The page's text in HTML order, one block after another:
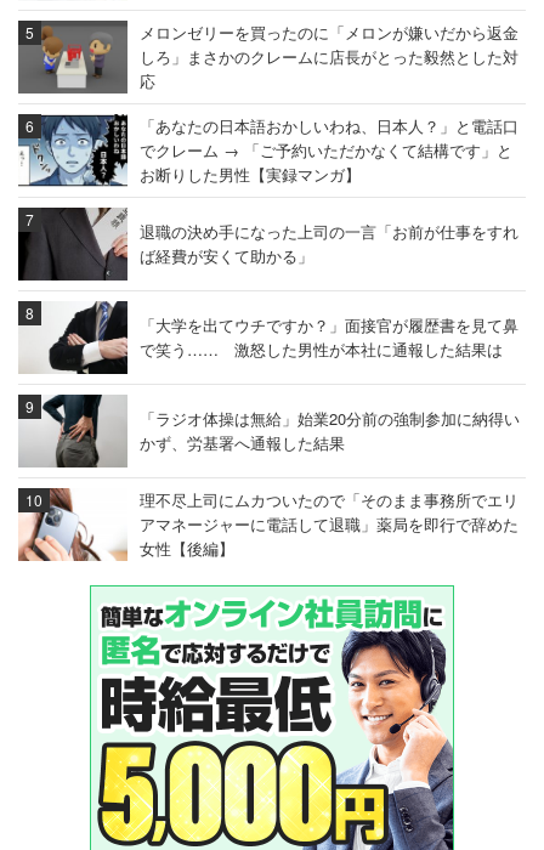
メロンゼリーを買ったのに「メロンが嫌いだから返金
しろ」まさかのクレームに店長がとった毅然とした対
応
「あなたの日本語おかしいわね、日本人？」と電話口
でクレーム → 「ご予約いただかなくて結構です」と
お断りした男性【実録マンガ】
退職の決め手になった上司の一言「お前が仕事をすれ
ば経費が安くて助かる」
「大学を出てウチですか？」面接官が履歴書を見て鼻
で笑う…… 激怒した男性が本社に通報した結果は
「ラジオ体操は無給」始業20分前の強制参加に納得い
かず、労基署へ通報した結果
理不尽上司にムカついたので「そのまま事務所でエリ
アマネージャーに電話して退職」薬局を即行で辞めた
女性【後編】